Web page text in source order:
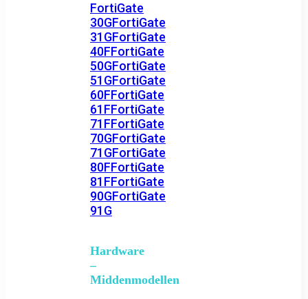
FortiGate
30GFortiGate
31GFortiGate
40FFortiGate
50GFortiGate
51GFortiGate
60FFortiGate
61FFortiGate
71FFortiGate
70GFortiGate
71GFortiGate
80FFortiGate
81FFortiGate
90GFortiGate
91G
Hardware
–
Middenmodellen